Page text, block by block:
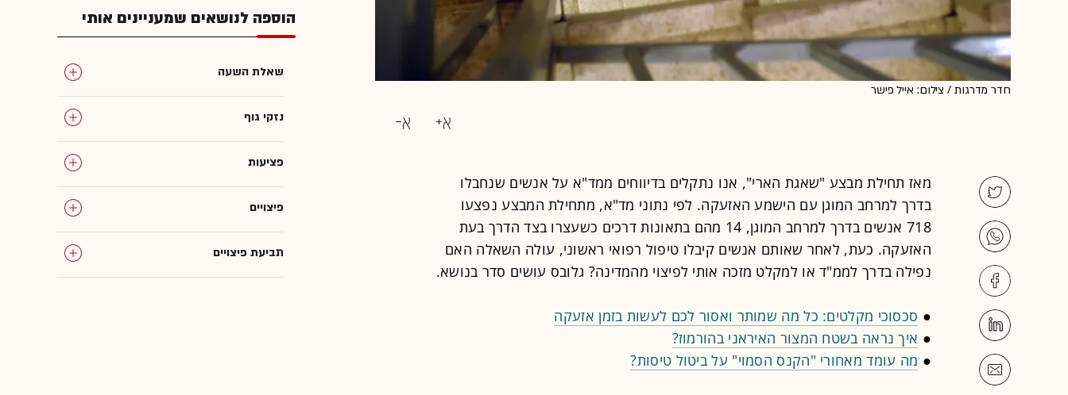
חדר מדרגות / צילום: אייל פישר
מאז תחילת מבצע "שאגת הארי", אנו נתקלים בדיווחים ממד"א על אנשים שנחבלו
בדרך למרחב המוגן עם הישמע האזעקה. לפי נתוני מד"א, מתחילת המבצע נפצעו
718 אנשים בדרך למרחב המוגן, 14 מהם בתאונות דרכים כשעצרו בצד הדרך בעת
האזעקה. כעת, לאחר שאותם אנשים קיבלו טיפול רפואי ראשוני, עולה השאלה האם
נפילה בדרך לממ"ד או למקלט מזכה אותי לפיצוי מהמדינה? גלובס עושים סדר בנושא.
● סכסוכי מקלטים: כל מה שמותר ואסור לכם לעשות בזמן אזעקה
● איך נראה בשטח המצור האיראני בהורמוז?
● מה עומד מאחורי "הקנס הסמוי" על ביטול טיסות?
הוספה לנושאים שמעניינים אותי
שאלת השעה
נזקי גוף
פציעות
פיצויים
תביעת פיצויים